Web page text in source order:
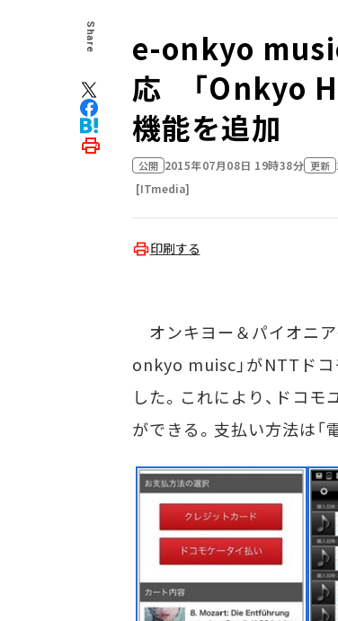
Share
e-onkyo music
応 「Onkyo
機能を追加
公開 2015年07月08日 19時38分 更新
[ITmedia]
印刷する
オンキヨー＆パイオニア
onkyo muisc」がNTTドコ
した。これにより、ドコ
ができる。支払い方法は「